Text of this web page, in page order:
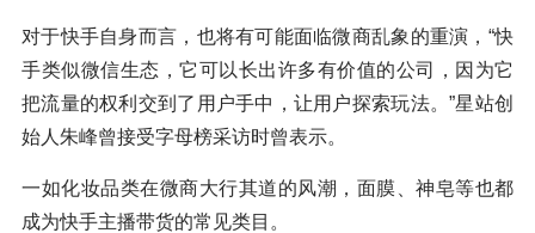
对于快手自身而言，也将有可能面临微商乱象的重演，“快
手类似微信生态，它可以长出许多有价值的公司，因为它
把流量的权利交到了用户手中，让用户探索玩法。”星站创
始人朱峰曾接受字母榜采访时曾表示。
一如化妆品类在微商大行其道的风潮，面膜、神皂等也都
成为快手主播带货的常见类目。